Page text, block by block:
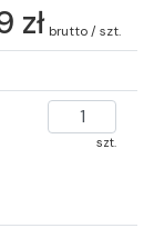
zł brutto / szt.
szt.